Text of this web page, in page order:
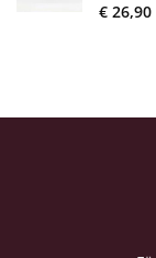
Rated
19
€ 26,90